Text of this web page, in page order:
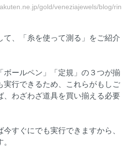
gold/veneziajewels/blog/rin
て、「糸を使って測る」をご紹介
ボールペン」「定規」の３つが揃
実行できるため、これらがもしご
、わざわざ道具を買い揃える必要
すぐにでも実行できますから、